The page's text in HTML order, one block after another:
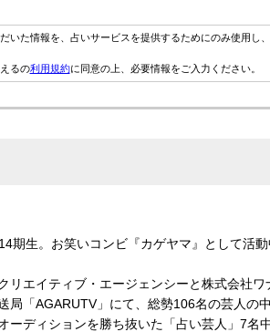
いた情報を、占いサービスを提供するためにのみ使用し
るの利用規約に同意の上、必要情報をご入力ください。
期生。お笑いコンビ『カゲヤマ』として活動
リエイティブ・エージェンシーと株式会社ワ
局「AGARUTV」にて、総勢106名の芸人の
ーディションを勝ち抜いた「占い芸人」7名